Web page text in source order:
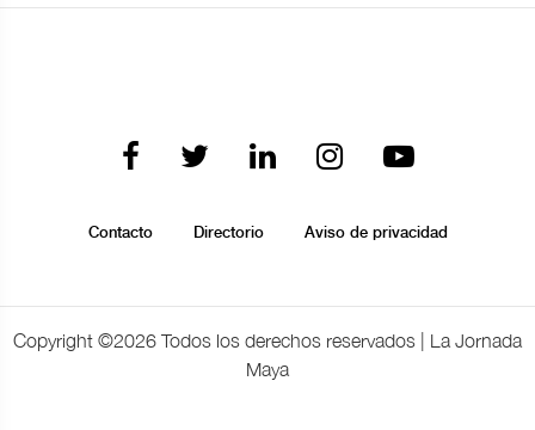
Contacto Directorio Aviso de privacidad
Copyright ©2026 Todos los derechos reservados | La Jornada
Maya